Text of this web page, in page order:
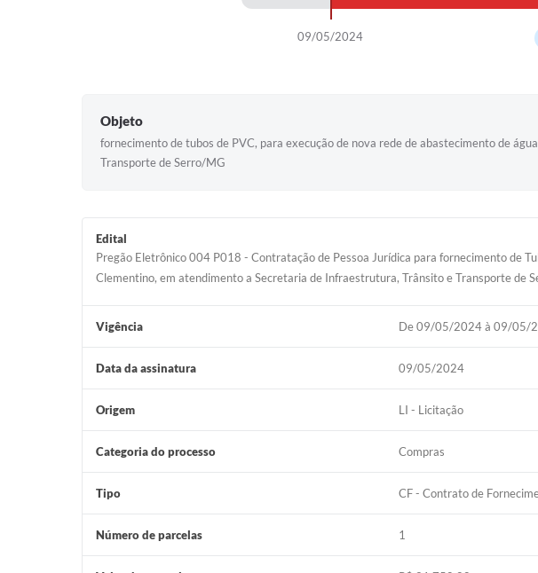
09/05/2024
Objeto
fornecimento de tubos de PVC, para execução de nova rede de abastecimento de
Transporte de Serro/MG
Edital
Pregão Eletrônico 004 P018 - Contratação de Pessoa Jurídica para fornecimento de
Clementino, em atendimento a Secretaria de Infraestrutura, Trânsito e Transporte de
Vigência De 09/05/2024 à 09/05/
Data da assinatura 09/05/2024
Origem LI - Licitação
Categoria do processo Compras
Tipo CF - Contrato de
Número de parcelas 1